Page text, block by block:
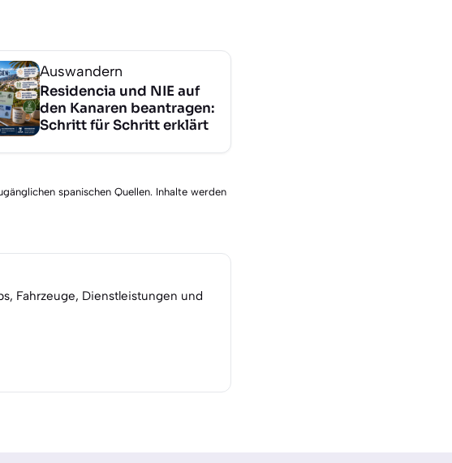
Auswandern
Residencia und NIE auf
den Kanaren beantragen:
Schritt für Schritt erklärt
spanischen Quellen. Inhalte werden
Fahrzeuge, Dienstleistungen und